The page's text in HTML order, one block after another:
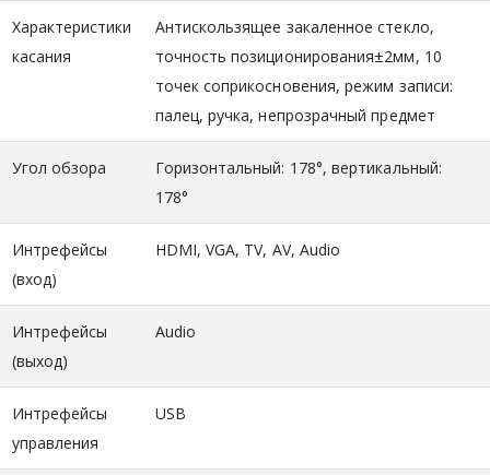
Характеристики
касания
Антискользящее закаленное стекло,
точность позиционирования±2мм, 10
точек соприкосновения, режим записи:
палец, ручка, непрозрачный предмет
Угол обзора
Горизонтальный: 178°, вертикальный:
178°
Интрефейсы
(вход)
HDMI, VGA, TV, AV, Audio
Интрефейсы
(выход)
Audio
Интрефейсы
управления
USB